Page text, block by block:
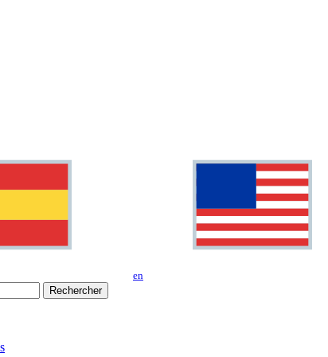
en
Rechercher